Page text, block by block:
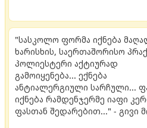
"სასკოლო ფორმა იქნება
ხარისხის, საერთაშორისო
პოლიესტერი აქტიურად
გამოიყენება... ექნება
ანტიალერგიული სარჩული...
იქნება რამდენჯერმე იაფი
ფასთან შედარებით..." - გივი